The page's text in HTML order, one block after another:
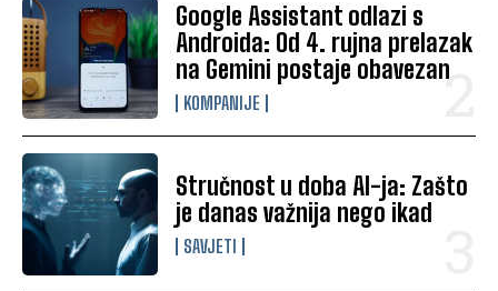
Google Assistant odlazi s
Androida: Od 4. rujna prelazak
na Gemini postaje obavezan
KOMPANIJE
Stručnost u doba AI-ja: Zašto
je danas važnija nego ikad
SAVJETI